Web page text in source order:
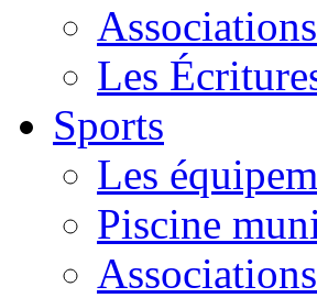
Les
Sports
Les
Piscine